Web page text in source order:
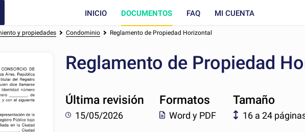
INICIO DOCUMENTOS FAQ MI CUENTA
y propiedades Condominio Reglamento de Propiedad Horizontal
Reglamento de Propiedad
Última revisión
15/05/2026
Formatos
Word y PDF
Tamaño
16 a 24